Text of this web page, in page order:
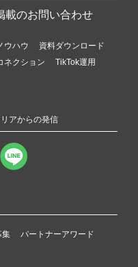
載のお問い合わせ
ウハウ
資料ダウンロード
ネクション
TikTok運用
アからの発信
集 パートナーアワード